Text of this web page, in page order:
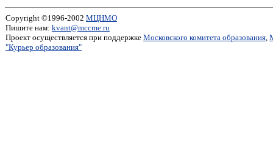
Copyright ©1996-2002 МЦНМО
Пишите нам: kvant@mccme.ru
Проект осуществляется при поддержке Московского комитета образования,
"Курьер образования"